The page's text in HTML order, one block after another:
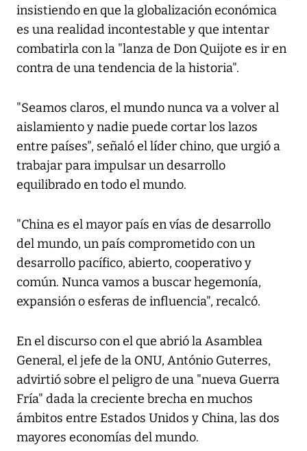
insistiendo en que la globalización económica
es una realidad incontestable y que intentar
combatirla con la "lanza de Don Quijote es ir en
contra de una tendencia de la historia".
"Seamos claros, el mundo nunca va a volver al
aislamiento y nadie puede cortar los lazos
entre países", señaló el líder chino, que urgió a
trabajar para impulsar un desarrollo
equilibrado en todo el mundo.
"China es el mayor país en vías de desarrollo
del mundo, un país comprometido con un
desarrollo pacífico, abierto, cooperativo y
común. Nunca vamos a buscar hegemonía,
expansión o esferas de influencia", recalcó.
En el discurso con el que abrió la Asamblea
General, el jefe de la ONU, António Guterres,
advirtió sobre el peligro de una "nueva Guerra
Fría" dada la creciente brecha en muchos
ámbitos entre Estados Unidos y China, las dos
mayores economías del mundo.